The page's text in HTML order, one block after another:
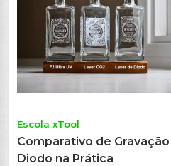
Escola xTool
Comparativo de Gravação
Diodo na Prática